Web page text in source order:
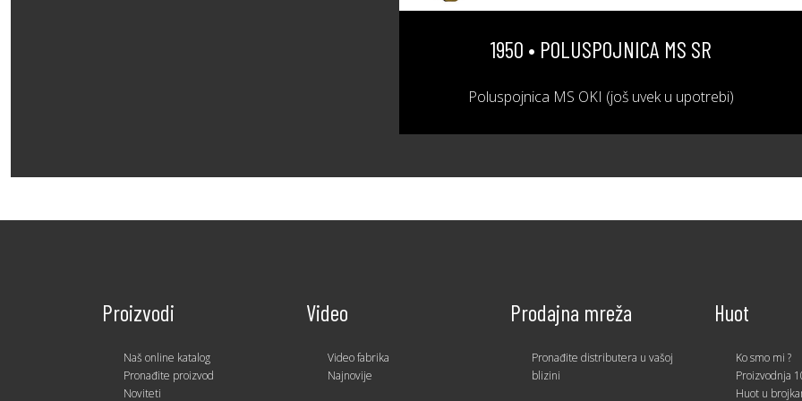
1950 • POLUSPOJNICA MS SR
Poluspojnica MS OKI (još uvek u upotrebi)
Proizvodi
Naš online katalog
Pronađite proizvod
Noviteti
Video
Video fabrika
Najnovije
Prodajna mreža
Pronađite distributera u vašoj
blizini
Huot
Ko smo mi ?
Proizvodnja
Huot u